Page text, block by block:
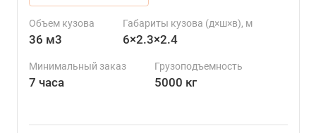
Объем кузова
36 м3
Габариты кузова (д×ш×в), м
6×2.3×2.4
Минимальный заказ
7 часа
Грузоподъемность
5000 кг